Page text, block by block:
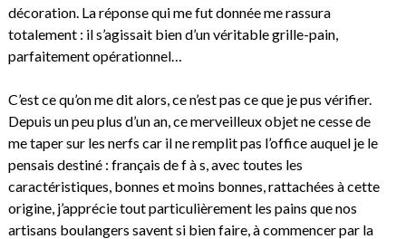
décoration. La réponse qui me fut donnée me rassura
totalement : il s’agissait bien d’un véritable grille-pain,
parfaitement opérationnel…
C’est ce qu’on me dit alors, ce n’est pas ce que je pus vérifier.
Depuis un peu plus d’un an, ce merveilleux objet ne cesse de
me taper sur les nerfs car il ne remplit pas l’office auquel je le
pensais destiné : français de f à s, avec toutes les
caractéristiques, bonnes et moins bonnes, rattachées à cette
origine, j’apprécie tout particulièrement les pains que nos
artisans boulangers savent si bien faire, à commencer par la